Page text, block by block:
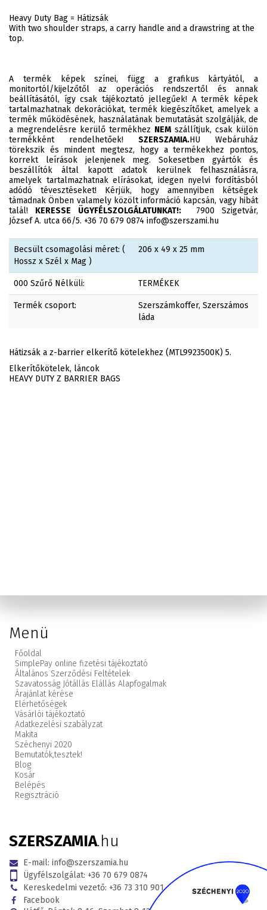
Heavy Duty Bag = Hátizsák
With two shoulder straps, a carry handle and a drawstring at the
top.
A termék képek színei, függ a grafikus kártyától, a
monitortól/kijelzőtől az operációs rendszertől és annak
beállításától, így csak tájékoztató jellegűek! A termék képek
tartalmazhatnak dekorációkat, termék kiegészítőket, amelyek a
termék működésének, használatának bemutatását szolgálják, de
a megrendelésre kerülő termékhez NEM szállítjuk, csak külön
termékként rendelhetőek! SZERSZAMIA.HU Webáruház
törekszik és mindent megtesz, hogy a termékekhez pontos,
korrekt leírások jelenjenek meg. Sokesetben gyártók és
beszállítók által kapott adatok kerülnek felhasználásra,
amelyek tartalmazhatnak elírásokat, idegen nyelvi fordításból
adódó tévesztéseket! Kérjük, hogy amennyiben kétségek
támadnak Önben valamely közölt információ kapcsán, vagy hibát
talál! KERESSE ÜGYFÉLSZOLGÁLATUNKAT!:7900 Szigetvár,
József A. utca 66/5. +36 70 679 0874 info@szerszami.hu
Becsült csomagolási méret: (
Hossz x Szél x Mag )
206 x 49 x 25 mm
000 Szűrő Nélküli: TERMÉKEK
Termék csoport:
Szerszámkoffer, Szerszámos
láda
Hátizsák a z-barrier elkerítő kötelekhez (MTL9923500K) 5.
Elkerítőkötelek, láncok
HEAVY DUTY Z BARRIER BAGS
Menü
Főoldal
SimplePay online fizetési tájékoztató
Általános Szerződési Feltételek
Szavatosság Jótállás Elállás Alapfogalmak
Árajánlat kérése
Elérhetőségek
Vásárlói tájékoztató
Adatkezelési szabályzat
Makita
Széchenyi 2020
Bemutatók,tesztek!
Blog
Kosár
Belépés
Regisztráció
SZERSZAMIA.hu
E-mail: info@szerszamia.hu
Ügyfélszolgálat: +36 70 679 0874
Kereskedelmi vezető: +36 73 310 901
Facebook